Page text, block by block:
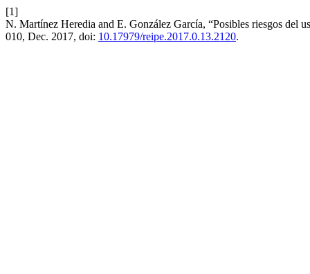
[1]
N. Martínez Heredia and E. González García, “Posibles riesgos del
010, Dec. 2017, doi: 10.17979/reipe.2017.0.13.2120.